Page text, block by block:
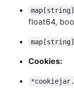
float64,
Cookies: